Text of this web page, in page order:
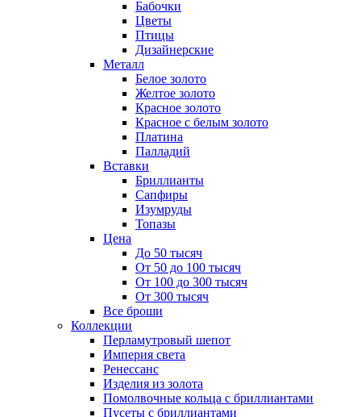
Бабочки
Цветы
Птицы
Дизайнерские
Металл
Белое золото
Желтое золото
Красное золото
Красное с белым золото
Платина
Палладий
Вставки
Бриллианты
Сапфиры
Изумруды
Топазы
Цена
До 50 тысяч
От 50 до 100 тысяч
От 100 до 300 тысяч
От 300 тысяч
Все броши
Коллекции
Перламутровый шепот
Империя света
Ренессанс
Изделия из золота
Помолвочные кольца с бриллиантами
Пусеты с бриллиантами